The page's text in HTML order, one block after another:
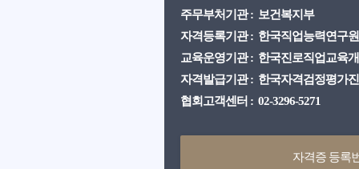
주무부처기관 : 보건복지부
자격등록기관 : 한국직업능력연구원
교육운영기관 : 한국진로직업교육
자격발급기관 : 한국자격검정평가
협회고객센터 : 02-3296-5271
자격증 등록